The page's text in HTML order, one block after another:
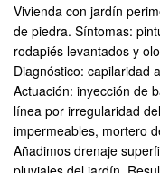
Vivienda con jardín
de piedra. Síntomas:
rodapiés levantados y
Diagnóstico: capilaridad
Actuación: inyección de
línea por irregularidad
impermeables, mortero
Añadimos drenaje